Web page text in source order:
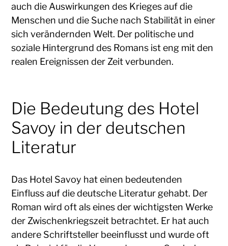
auch die Auswirkungen des Krieges auf die
Menschen und die Suche nach Stabilität in einer
sich verändernden Welt. Der politische und
soziale Hintergrund des Romans ist eng mit den
realen Ereignissen der Zeit verbunden.
Die Bedeutung des Hotel
Savoy in der deutschen
Literatur
Das Hotel Savoy hat einen bedeutenden
Einfluss auf die deutsche Literatur gehabt. Der
Roman wird oft als eines der wichtigsten Werke
der Zwischenkriegszeit betrachtet. Er hat auch
andere Schriftsteller beeinflusst und wurde oft